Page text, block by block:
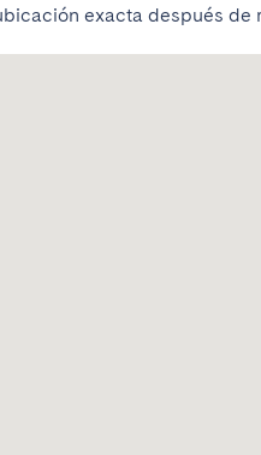
exacta después de